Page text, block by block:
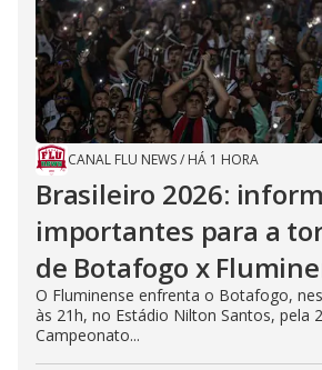
CANAL FLU NEWS/ HÁ 1 HORA
Brasileiro 2026:
importantes para a
de Botafogo x
O Fluminense enfrenta o Botafogo,
às 21h, no Estádio Nilton Santos, pela
Campeonato...